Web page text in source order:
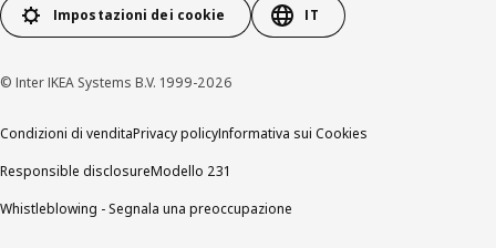
Impostazioni dei cookie IT
© Inter IKEA Systems B.V. 1999-2026
Condizioni di venditaPrivacy policyInformativa sui Cookies
Responsible disclosureModello 231
Whistleblowing - Segnala una preoccupazione